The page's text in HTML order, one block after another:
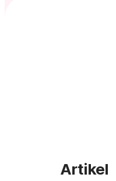
Artikel